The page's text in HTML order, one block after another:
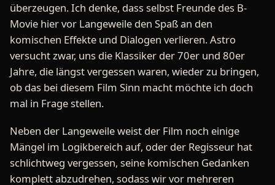
überzeugen. Ich denke, dass selbst Freunde des B-
Movie hier vor Langeweile den Spaß an den
komischen Effekte und Dialogen verlieren. Astro
versucht zwar, uns die Klassiker der 70er und 80er
Jahre, die längst vergessen waren, wieder zu bringen,
ob das bei diesem Film Sinn macht möchte ich doch
mal in Frage stellen.
Neben der Langeweile weist der Film noch einige
Mängel im Logikbereich auf, oder der Regisseur hat
schlichtweg vergessen, seine komischen Gedanken
komplett abzudrehen, sodass wir vor mehreren